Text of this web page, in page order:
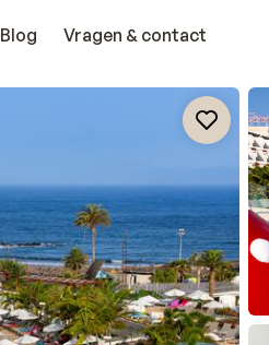
Blog Vragen & contact